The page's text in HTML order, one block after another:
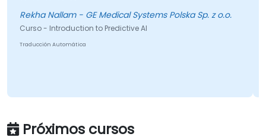
Rekha Nallam - GE Medical Systems Polska Sp. z o.o.
- Introduction to Predictive AI
Automática
Próximos cursos